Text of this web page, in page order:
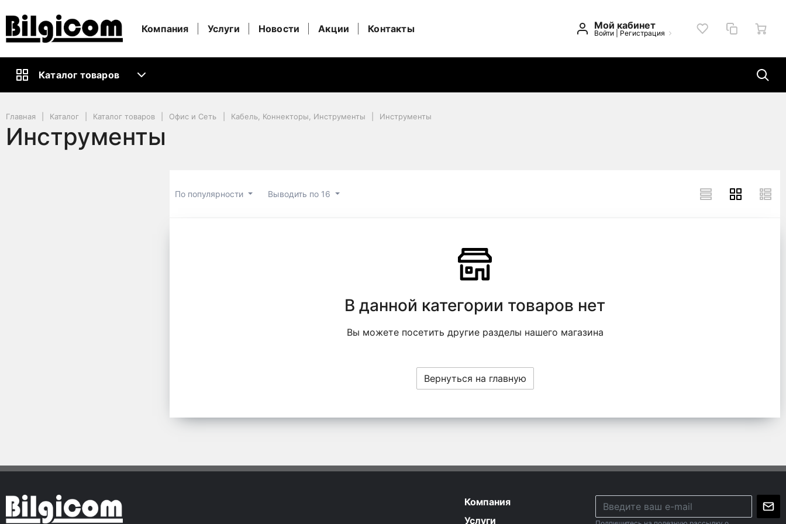
Мой кабинет
Войти| Регистрация
Компания Услуги Новости Акции Контакты
Каталог товаров
Главная Каталог Каталог товаров Офис и Сеть Кабель, Коннекторы, Инструменты Инструменты
Инструменты
По популярности Выводить по 16
В данной категории товаров нет
Вы можете посетить другие разделы нашего магазина
Вернуться на главную
Компания
Услуги